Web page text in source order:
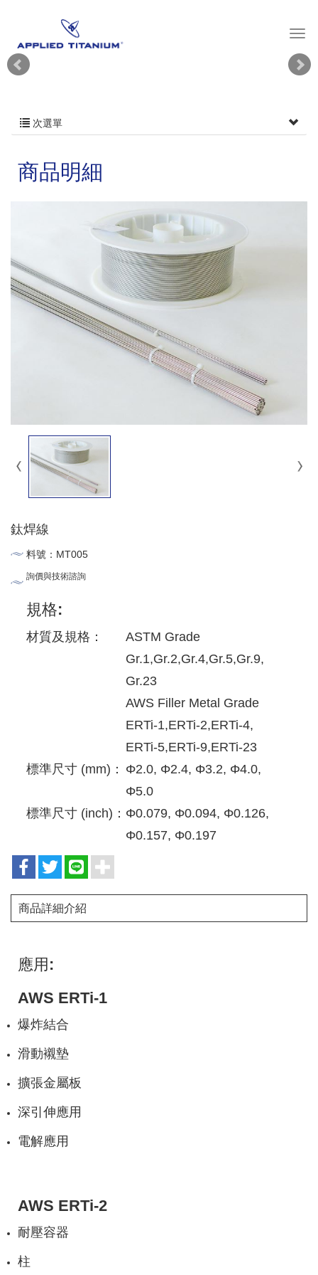
次選單
商品明細
鈦焊線
料號：MT005
詢價與技術諮詢
規格:
材質及規格：
ASTM Grade
Gr.1,Gr.2,Gr.4,Gr.5,Gr.9,
Gr.23
AWS Filler Metal Grade
ERTi-1,ERTi-2,ERTi-4,
ERTi-5,ERTi-9,ERTi-23
標準尺寸 (mm)： Φ2.0, Φ2.4, Φ3.2, Φ4.0,
Φ5.0
標準尺寸 (inch)： Φ0.079, Φ0.094, Φ0.126,
Φ0.157, Φ0.197
商品詳細介紹
應用:
AWS ERTi-1
爆炸結合
滑動襯墊
擴張金屬板
深引伸應用
電解應用
AWS ERTi-2
耐壓容器
柱